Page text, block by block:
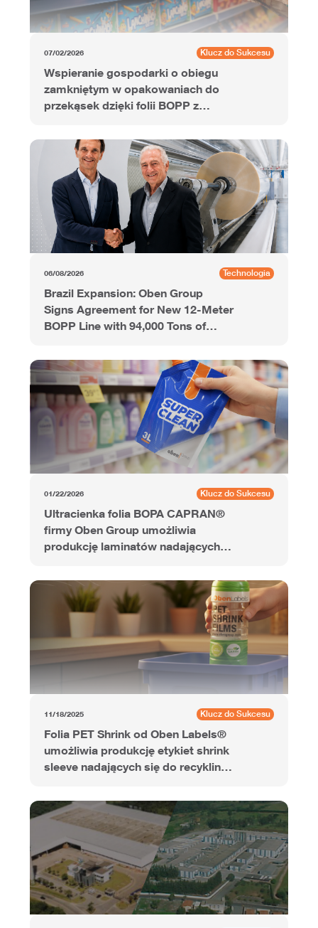
07/02/2026 Klucz do Sukcesu
Wspieranie gospodarki o obiegu
zamkniętym w opakowaniach do
przekąsek dzięki folii BOPP z
06/08/2026 Technologia
Brazil Expansion: Oben Group
Signs Agreement for New 12-Meter
BOPP Line with 94,000 Tons of
01/22/2026 Klucz do Sukcesu
Ultracienka folia BOPA CAPRAN®
firmy Oben Group umożliwia
produkcję laminatów nadających
11/18/2025 Klucz do Sukcesu
Folia PET Shrink od Oben Labels®
umożliwia produkcję etykiet shrink
sleeve nadających się do recyklingu